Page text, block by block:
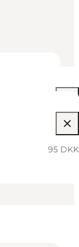
10:00 AM–11:30 AM
95 DKK